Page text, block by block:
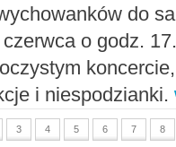
do
o godz.
i niespodzianki.
3 4 5 6 7 8